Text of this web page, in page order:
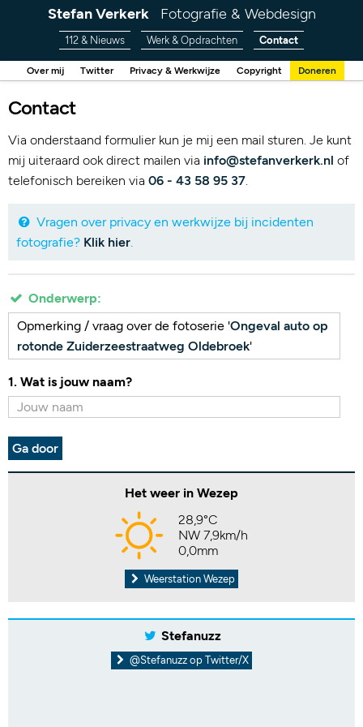
Stefan Verkerk Fotografie & Webdesign
112 & Nieuws Werk & Opdrachten Contact
Over mij Twitter Privacy & Werkwijze Copyright Doneren
Contact
Via onderstaand formulier kun je mij een mail sturen. Je kunt
mij uiteraard ook direct mailen via info@stefanverkerk.nl of
telefonisch bereiken via 06 - 43 58 95 37.
Vragen over privacy en werkwijze bij incidenten
fotografie? Klik hier.
Onderwerp:
Opmerking / vraag over de fotoserie 'Ongeval auto op
rotonde Zuiderzeestraatweg Oldebroek'
1. Wat is jouw naam?
Ga door
Het weer in Wezep
28,9°C
NW 7,9km/h
0,0mm
Weerstation Wezep
Stefanuzz
@Stefanuzz op Twitter/X